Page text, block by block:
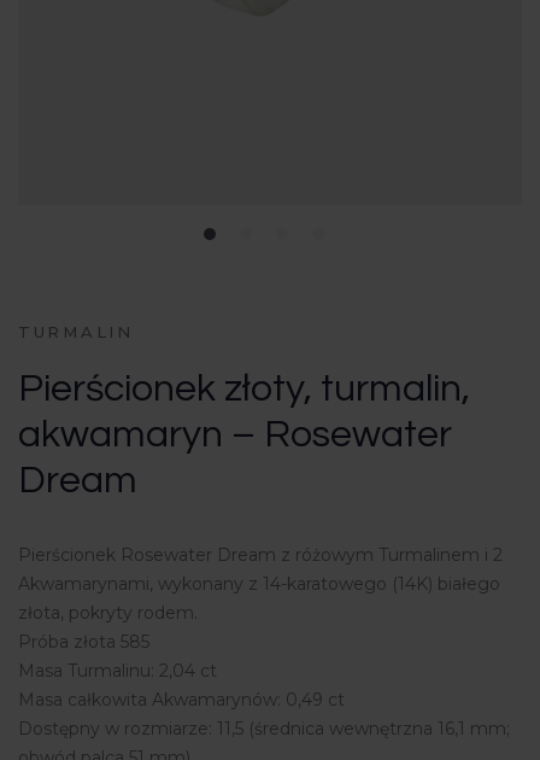
TURMALIN
Pierścionek złoty, turmalin,
akwamaryn – Rosewater
Dream
Pierścionek Rosewater Dream z różowym Turmalinem i 2
Akwamarynami, wykonany z 14-karatowego (14K) białego
złota, pokryty rodem.
Próba złota 585
Masa Turmalinu: 2,04 ct
Masa całkowita Akwamarynów: 0,49 ct
Dostępny w rozmiarze: 11,5 (średnica wewnętrzna 16,1 mm;